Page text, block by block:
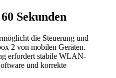
Sekunden
die Steuerung und
2 von mobilen Geräten.
erfordert stabile WLAN-
und korrekte